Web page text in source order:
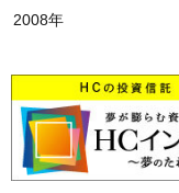
2008年